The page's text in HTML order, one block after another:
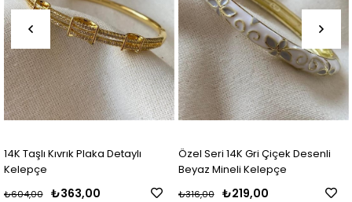
Özel Seri 14K Gri Çiçek Desenli
₺219,00
₺316,00
Özel Seri 14K Krem
Çiçek Desenli Mineli
₺219,00
₺316,00